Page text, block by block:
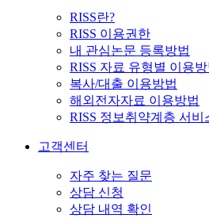
RISS란?
RISS 이용권한
내 관심논문 등록방법
RISS 자료 유형별 이용방
복사/대출 이용방법
해외전자자료 이용방법
RISS 정보취약계층 서비
고객센터
자주 찾는 질문
상담 신청
상담 내역 확인